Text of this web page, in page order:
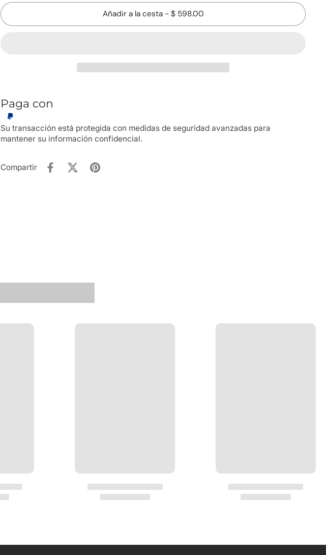
Añadir a la cesta - $ 598.00
Paga con
Su transacción está protegida con medidas de seguridad avanzadas para
mantener su información confidencial.
Compartir